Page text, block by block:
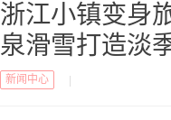
浙江小镇变身
泉滑雪打造淡
新闻中心